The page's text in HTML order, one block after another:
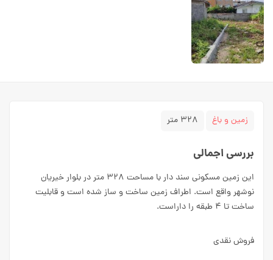
زمین و باغ ۳۲۸ متر
بررسی اجمالی
این زمین مسکونی سند دار با مساحت ۳۲۸ متر در بلوار خیریان
نوشهر واقع است. اطراف زمین ساخت و ساز شده است و قابلیت
ساخت تا ۴ طبقه را داراست.
فروش نقدی